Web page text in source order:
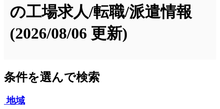
の工場求人/転職/派遣情報
(2026/08/06 更新)
条件を選んで検索
地域